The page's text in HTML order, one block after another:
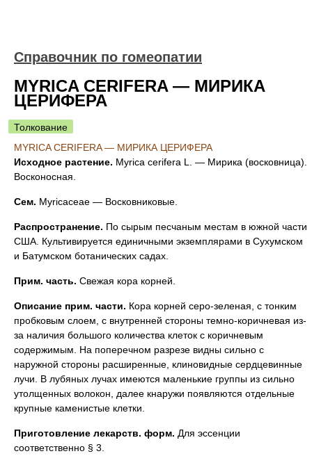
Справочник по гомеопатии
MYRICA CERIFERA — МИРИКА
ЦЕРИФЕРА
Толкование
MYRICA CERIFERA — МИРИКА ЦЕРИФЕРА
Исходное растение. Myrica cerifera L. — Мирика (восковница).
Восконосная.
Сем. Myricaceae — Восковниковые.
Распространение. По сырым песчаным местам в южной части
США. Культивируется единичными экземплярами в Сухумском
и Батумском ботанических садах.
Прим. часть. Свежая кора корней.
Описание прим. части. Кора корней серо-зеленая, с тонким
пробковым слоем, с внутренней стороны темно-коричневая из-
за наличия большого количества клеток с коричневым
содержимым. На поперечном разрезе видны сильно с
наружной стороны расширенные, клиновидные сердцевинные
лучи. В лубяных лучах имеются маленькие группы из сильно
утолщенных волокон, далее кнаружи появляются отдельные
крупные каменистые клетки.
Приготовление лекарств. форм. Для эссенции
соответственно § 3.